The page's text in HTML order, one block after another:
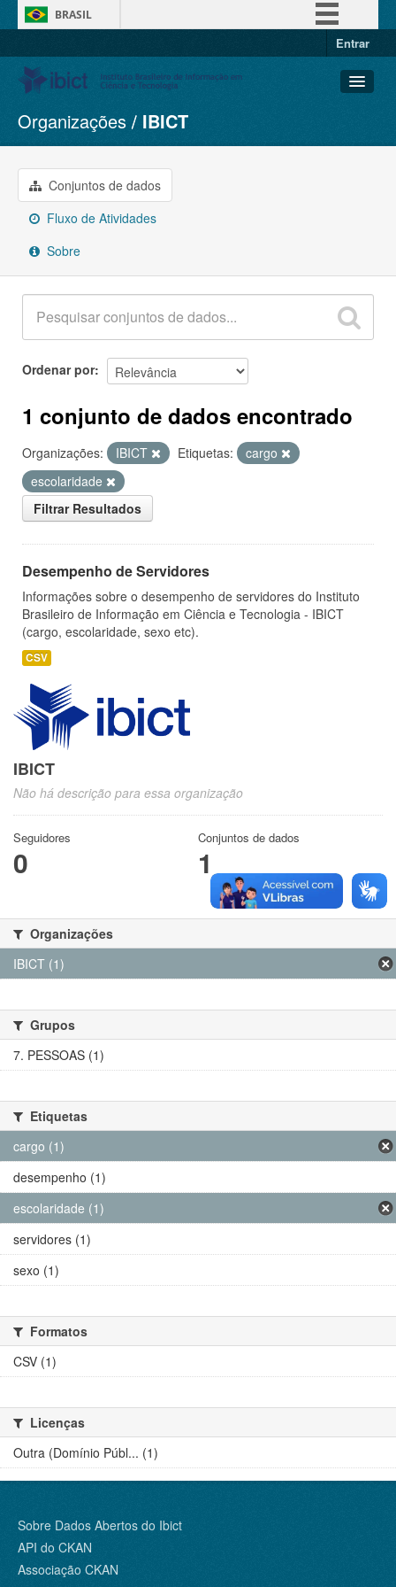
BRASIL
Entrar
Conjuntos de dados
Organizações
Grupos
Sobre
Organizações IBICT
Conjuntos de dados
Fluxo de Atividades
Sobre
Ordenar por
1 conjunto de dados encontrado
Organizações: IBICT Etiquetas:
cargo
escolaridade
Filtrar Resultados
Desempenho de Servidores
Informações sobre o desempenho de servidores do Instituto
Brasileiro de Informação em Ciência e Tecnologia - IBICT
(cargo, escolaridade, sexo etc).
CSV
IBICT
Não há descrição para essa organização
Seguidores
0
Conjuntos de dados
1
Organizações
IBICT (1)
Grupos
7. PESSOAS (1)
Etiquetas
cargo (1)
desempenho (1)
escolaridade (1)
servidores (1)
sexo (1)
Formatos
CSV (1)
Licenças
Outra (Domínio Públ... (1)
Sobre Dados Abertos do Ibict
API do CKAN
Associação CKAN